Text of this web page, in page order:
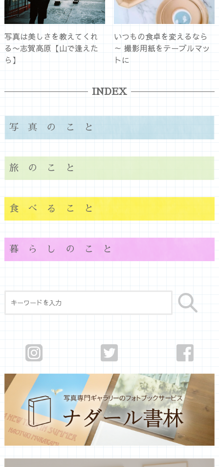
写真は美しさを教えてくれ
る〜志賀高原【山で逢えた
ら】
いつもの食卓を変えるなら
～ 撮影用紙をテーブルマッ
トに
INDEX
写真のこと
旅のこと
食べること
暮らしのこと